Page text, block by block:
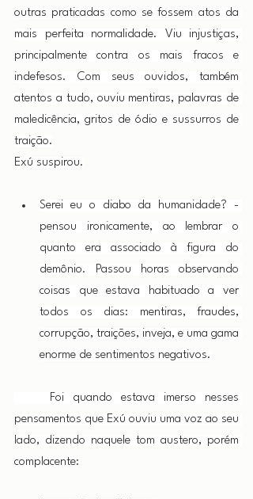
outras praticadas como se fossem atos da
mais perfeita normalidade. Viu injustiças,
principalmente contra os mais fracos e
indefesos. Com seus ouvidos, também
atentos a tudo, ouviu mentiras, palavras de
maledicência, gritos de ódio e sussurros de
traição.
Exú suspirou.
Serei eu o diabo da humanidade? -
pensou ironicamente, ao lembrar o
quanto era associado à figura do
demônio. Passou horas observando
coisas que estava habituado a ver
todos os dias: mentiras, fraudes,
corrupção, traições, inveja, e uma gama
enorme de sentimentos negativos.
Foi quando estava imerso nesses
pensamentos que Exú ouviu uma voz ao seu
lado, dizendo naquele tom austero, porém
complacente: